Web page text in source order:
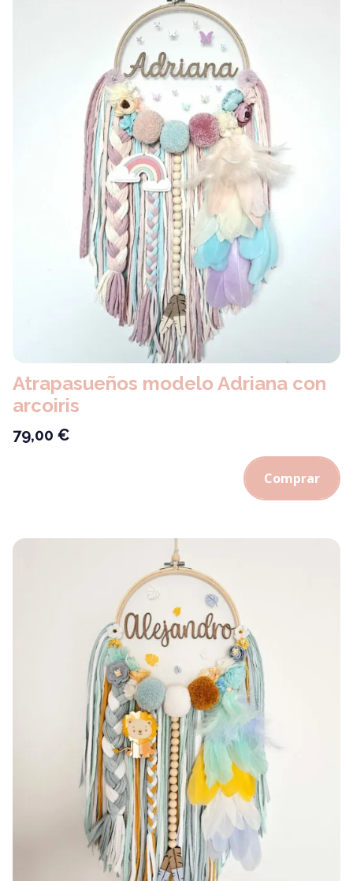
Atrapasueños modelo Adriana con
arcoiris
79,00 €
Comprar